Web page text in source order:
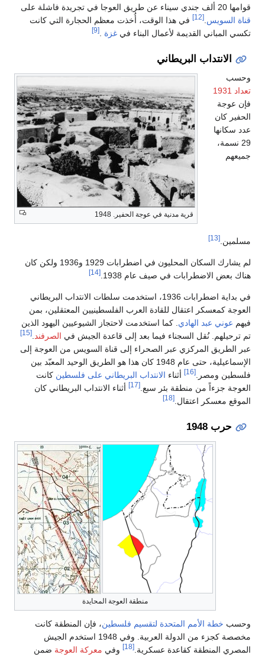
التي كانت
لم يشارك السكان المحليون في اضطرابات 1929 و1936 ولكن كان
سلطات الانتداب البريطاني
المعتقلين، بمن
اليهود الذين
الجيش فيالصرفند.
[15]
من العوجة إلى
هو الطريق الوحيد المعبّد بين
فلسطينكانت
البريطاني كان
المنطقة كانت
كجزء من الدولة العربية. وفي 1948 استخدم الجيش
العوجة ضمن